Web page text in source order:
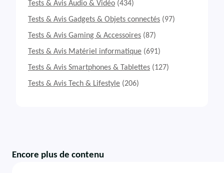
Tests & Avis Audio & Vidéo (434)
Tests & Avis Gadgets & Objets connectés (97)
Tests & Avis Gaming & Accessoires (87)
Tests & Avis Matériel informatique (691)
Tests & Avis Smartphones & Tablettes (127)
Tests & Avis Tech & Lifestyle (206)
Encore plus de contenu